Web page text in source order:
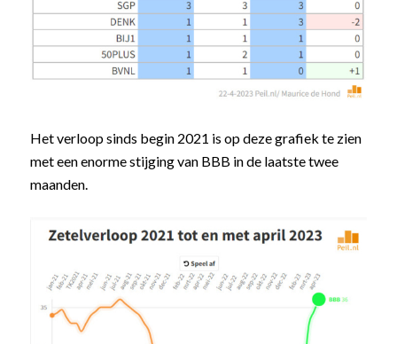
Het verloop sinds begin 2021 is op deze grafiek te zien
met een enorme stijging van BBB in de laatste twee
maanden.